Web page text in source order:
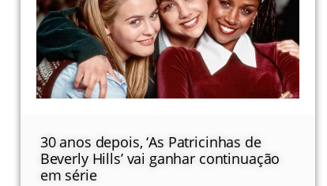
30 anos depois, ‘As Patricinhas de
Beverly Hills’ vai ganhar continuação
em série